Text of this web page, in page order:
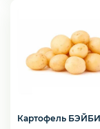
Картофель БЭЙБИ